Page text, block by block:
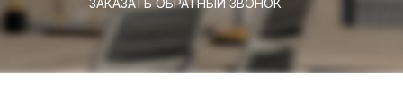
ЗАКАЗАТЬ ОБРАТНЫЙ ЗВОНОК